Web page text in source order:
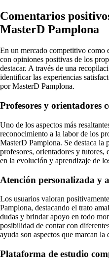
Comentarios
MasterD Pamplona
En un mercado competitivo como
con opiniones positivas de los
destacar. A través de una
identificar las experiencias
por MasterD Pamplona.
Profesores y orientadores
Uno de los aspectos más
reconocimiento a la labor de los
MasterD Pamplona. Se destaca
profesores, orientadores y tutores,
en la evolución y aprendizaje de
Atención personalizada y
Los usuarios valoran
Pamplona, destacando el trato
dudas y brindar apoyo en todo
posibilidad de contar con
ayuda son aspectos que marcan
Plataforma de estudio